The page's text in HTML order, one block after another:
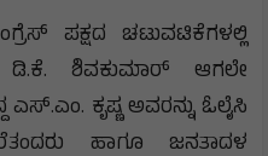
ಪಕ್ಷದ ಚಟುವಟಿಕೆಗಳಲ್ಲಿ
ಡಿ.ಕೆ. ಶಿವಕುಮಾರ್ ಆಗಲೇ
ಕೃಷ್ಣ ಅವರನ್ನು ಓಲೈಸಿ
ಹಾಗೂ ಜನತಾದಳ